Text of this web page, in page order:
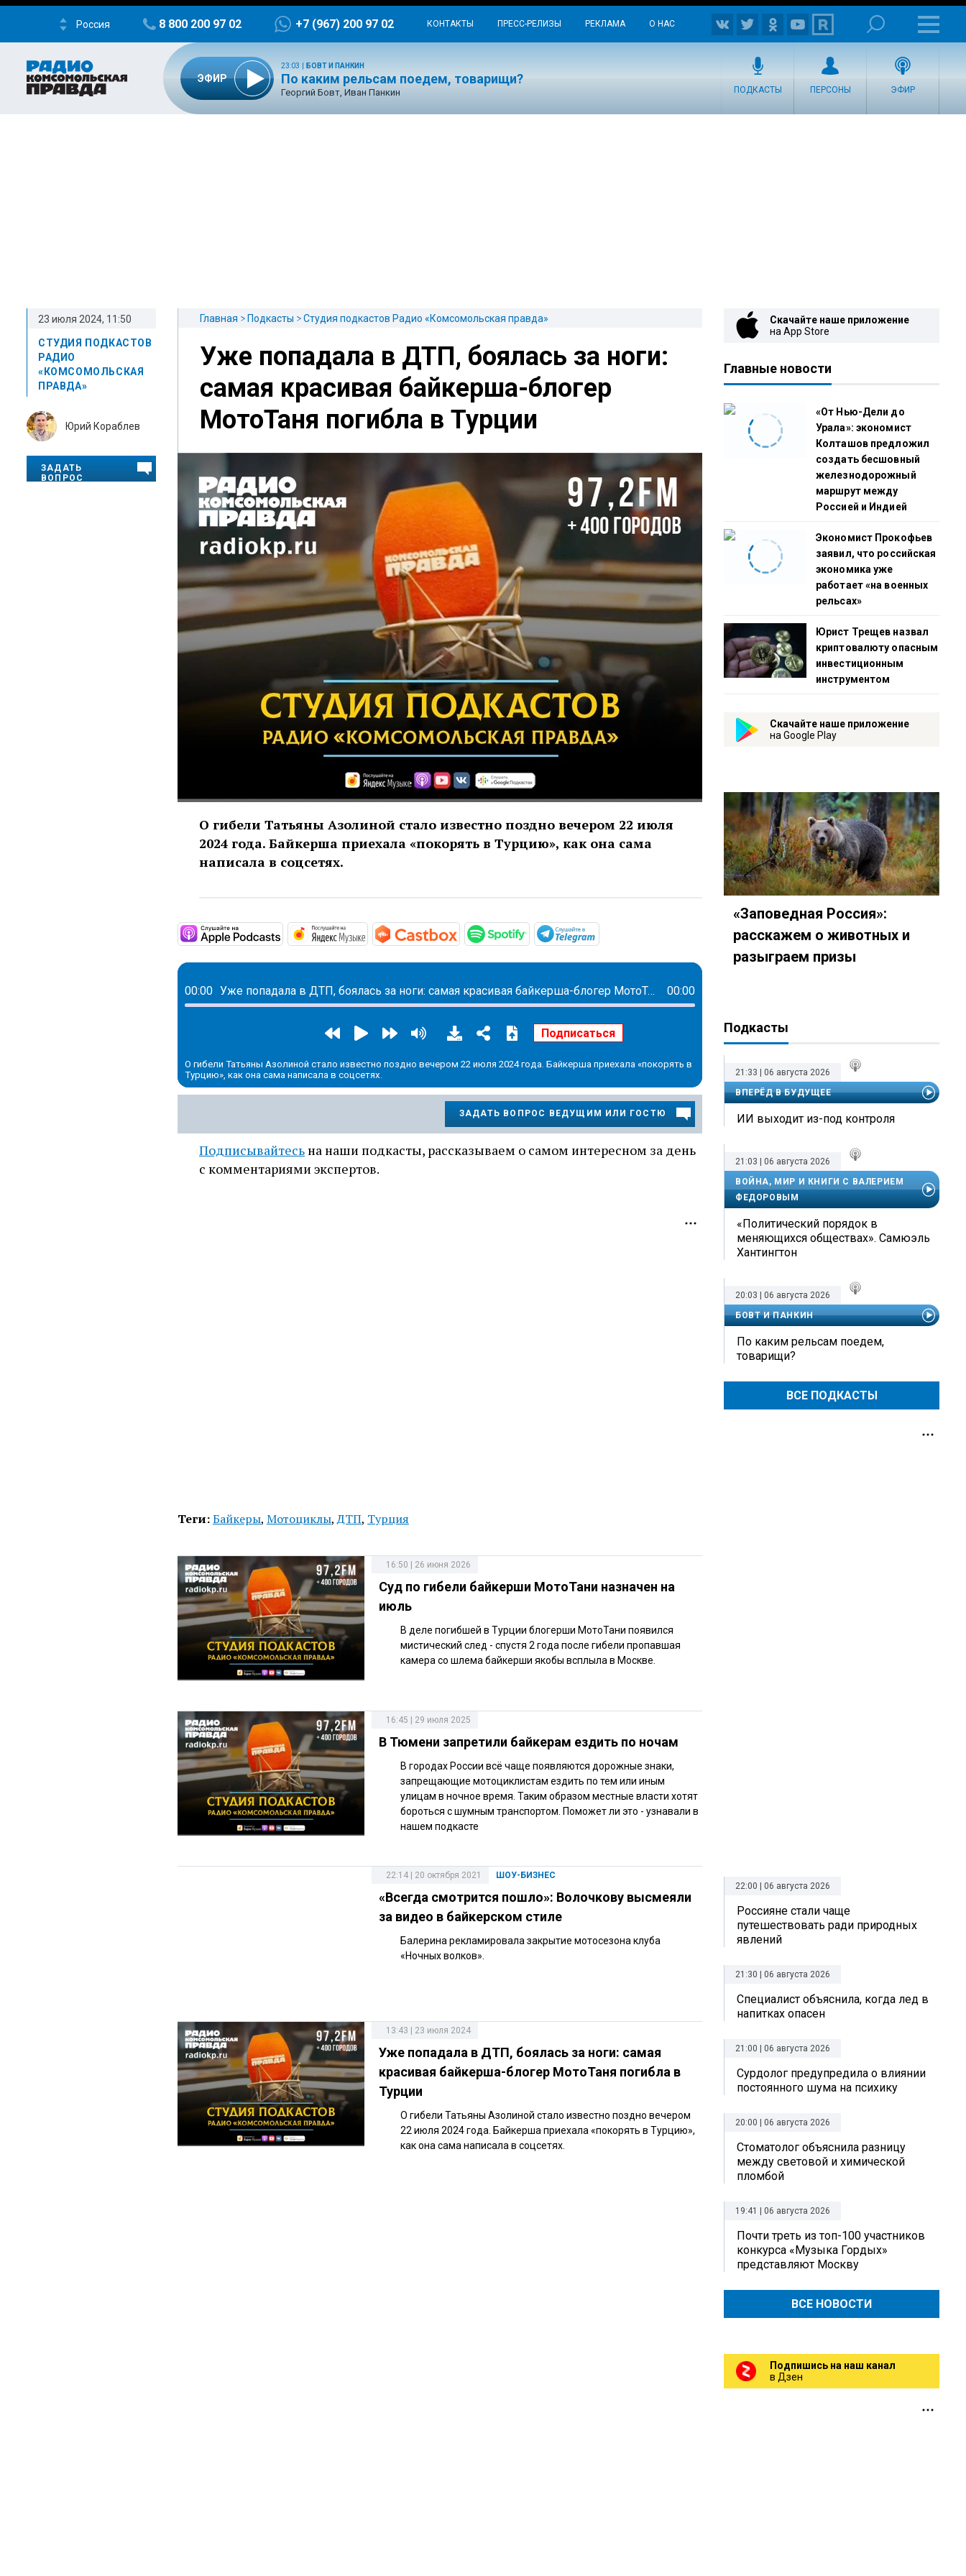
Россия 8 800 200 97 02 +7 (967) 200 97 02 КОНТАКТЫ ПРЕСС-РЕЛИЗЫ РЕКЛАМА О НАС
ЭФИР
23:03 БОВТ И ПАНКИН
По каким рельсам поедем, товарищи?
Георгий Бовт, Иван Панкин ПОДКАСТЫ ПЕРСОНЫ ЭФИР
Главная Подкасты Студия подкастов Радио «Комсомольская правда»
Уже попадала в ДТП, боялась за ноги:
самая красивая байкерша-блогер
МотоТаня погибла в Турции
О гибели Татьяны Азолиной стало известно поздно вечером 22 июля
2024 года. Байкерша приехала «покорять в Турцию», как она сама
написала в соцсетях.
https://podcasts.apple.com/ru/podcast/студия-подкастов-радио-комсомольская-прав…
https://music.yandex.ru/album/11930969
https://castbox.fm/channel/Студия-подкастов-Радио-«Комсомольская-правда»-id3294…
https://open.spotify.com/show/3AFMp4cw36PPm2VnjuvrNa
https://t.me/mavestreambot/app?startapp=rkp-studija-podkasto
00:00 Уже попадала в ДТП, боялась за ноги: самая красивая байкерша-блогер МотоТаня погибла в Турции 00:00
О гибели Татьяны Азолиной стало известно поздно вечером 22 июля 2024 года. Байкерша приехала «покорять в
Турцию», как она сама написала в соцсетях.
ЗАДАТЬ ВОПРОС ВЕДУЩИМ ИЛИ ГОСТЮ
Подписывайтесьна наши подкасты, рассказываем о самом интересном за день
с комментариями экспертов.
23 июля 2024, 11:50
СТУДИЯ ПОДКАСТОВ
РАДИО
«КОМСОМОЛЬСКАЯ
ПРАВДА»
Юрий Кораблев
ЗАДАТЬ
ВОПРОС
Теги:Байкеры, Мотоциклы,ДТП, Турция
16:50 | 26 июня 2026
Суд по гибели байкерши МотоТани назначен на
июль
В деле погибшей в Турции блогерши МотоТани появился
мистический след - спустя 2 года после гибели пропавшая
камера со шлема байкерши якобы всплыла в Москве.
16:45 | 29 июля 2025
В Тюмени запретили байкерам ездить по ночам
В городах России всё чаще появляются дорожные знаки,
запрещающие мотоциклистам ездить по тем или иным
улицам в ночное время. Таким образом местные власти хотят
бороться с шумным транспортом. Поможет ли это - узнавали в
нашем подкасте
ШОУ-БИЗНЕС
22:14 | 20 октября 2021
«Всегда смотрится пошло»: Волочкову высмеяли
за видео в байкерском стиле
Балерина рекламировала закрытие мотосезона клуба
«Ночных волков».
13:43 | 23 июля 2024
Уже попадала в ДТП, боялась за ноги: самая
красивая байкерша-блогер МотоТаня погибла в
Турции
О гибели Татьяны Азолиной стало известно поздно вечером
22 июля 2024 года. Байкерша приехала «покорять в Турцию»,
как она сама написала в соцсетях.
Скачайте наше приложение
на App Store
Главные новости
«От Нью-Дели до
Урала»: экономист
Колташов предложил
создать бесшовный
железнодорожный
маршрут между
Россией и Индией
Экономист Прокофьев
заявил, что российская
экономика уже
работает «на военных
рельсах»
Юрист Трещев назвал
криптовалюту опасным
инвестиционным
инструментом
Скачайте наше приложение
на Google Play
«Заповедная Россия»:
расскажем о животных и
разыграем призы
Подкасты
21:33 | 06 августа 2026
ВПЕРЁД В БУДУЩЕЕ
ИИ выходит из-под контроля
21:03 | 06 августа 2026
ВОЙНА, МИР И КНИГИ С ВАЛЕРИЕМ
ФЕДОРОВЫМ
«Политический порядок в
меняющихся обществах». Самюэль
Хантингтон
20:03 | 06 августа 2026
БОВТ И ПАНКИН
По каким рельсам поедем,
товарищи?
ВСЕ ПОДКАСТЫ
22:00 | 06 августа 2026
Россияне стали чаще
путешествовать ради природных
явлений
21:30 | 06 августа 2026
Специалист объяснила, когда лед в
напитках опасен
21:00 | 06 августа 2026
Сурдолог предупредила о влиянии
постоянного шума на психику
20:00 | 06 августа 2026
Стоматолог объяснила разницу
между световой и химической
пломбой
19:41 | 06 августа 2026
Почти треть из топ-100 участников
конкурса «Музыка Гордых»
представляют Москву
ВСЕ НОВОСТИ
Подпишись на наш канал
в Дзен